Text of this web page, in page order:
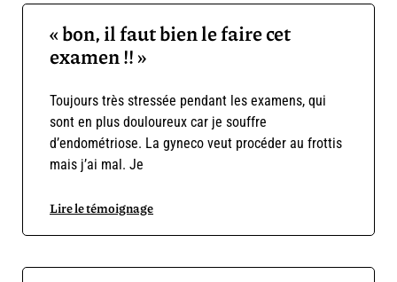
« bon, il faut bien le faire cet
examen !! »
Toujours très stressée pendant les examens, qui
sont en plus douloureux car je souffre
d’endométriose. La gyneco veut procéder au frottis
mais j’ai mal. Je
Lire le témoignage